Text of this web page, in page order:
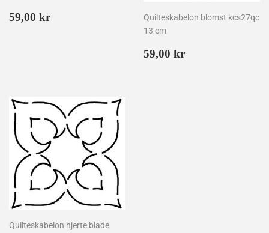
Normalpris
59,00 kr
Quilteskabelon blomst kcs27qc
13 cm
Normalpris
59,00 kr
Quilteskabelon hjerte blade